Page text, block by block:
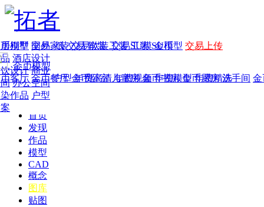
首页
发现
年费 作品 图纸 交易 软装 工装 SU模 金币
年费版块
费图纸 年费户型 年费高清 年费视频 年费模型 年费精选
作品
别墅 国外
酒店设计
设计 商业
办公空间
作品 户型
模型
模型 交易家装 交易软装 交易工装 SU模型 交易上传
金币模型
客厅 金币餐厅 金币卧室 儿童房 金币书房 金币厨房 洗手间 金
CAD
概念
图库
贴图